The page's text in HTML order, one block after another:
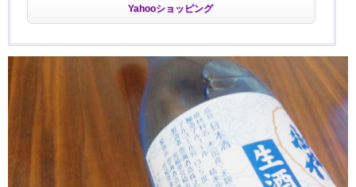
Yahooショッピング